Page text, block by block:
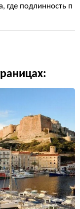
где подлинность п